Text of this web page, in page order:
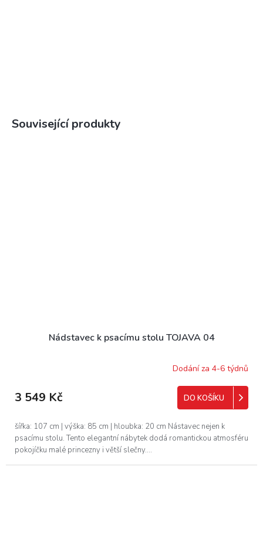
Související produkty
Nádstavec k psacímu stolu TOJAVA 04
Dodání za 4-6 týdnů
3 549 Kč DO KOŠÍKU
šířka: 107 cm | výška: 85 cm | hloubka: 20 cm Nástavec nejen k
psacímu stolu. Tento elegantní nábytek dodá romantickou atmosféru
pokojíčku malé princezny i větší slečny....